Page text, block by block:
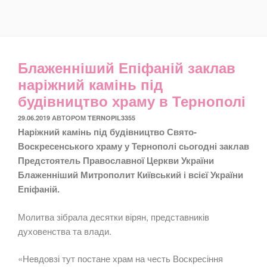
Блаженніший Епіфаній заклав
наріжний камінь під
будівництво храму в Тернополі
ОПУБЛІКОВАНО
29.06.2019 АВТОРОМ TERNOPIL3355
Наріжний камінь під будівництво Свято-
Воскресенського храму у Тернополі сьогодні заклав
Предстоятель Православної Церкви України
Блаженніший Митрополит Київський і всієї України
Епіфаній.
Молитва зібрала десятки вірян, представників
духовенства та влади.
«Невдовзі тут постане храм на честь Воскресіння